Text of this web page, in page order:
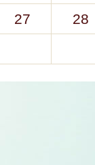
27
28